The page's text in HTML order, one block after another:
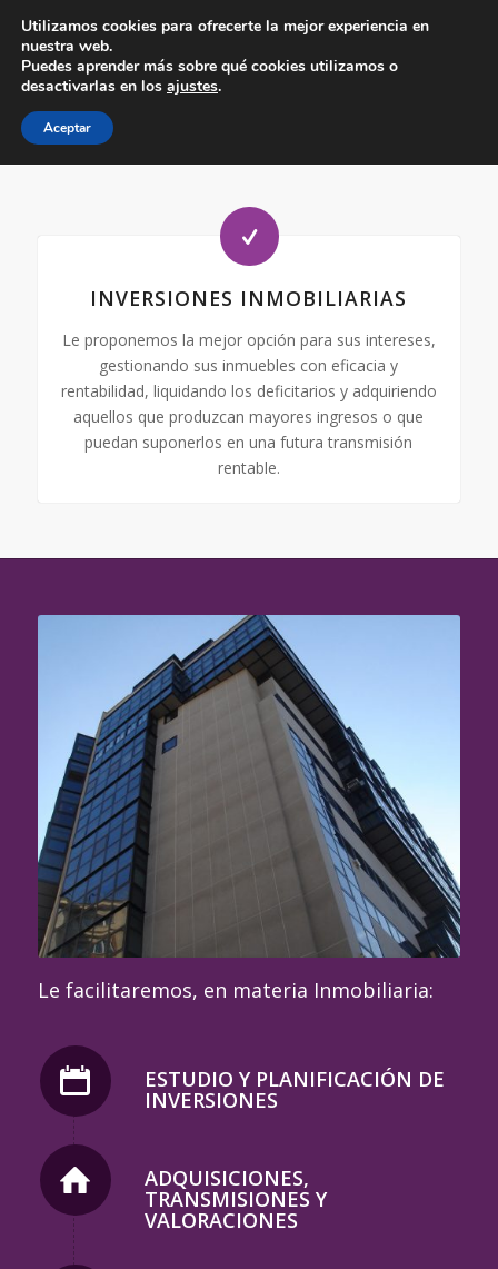
No le prometemos, garantizamos nuestra gestión
INVERSIONES INMOBILIARIAS
Le proponemos la mejor opción para sus intereses,
gestionando sus inmuebles con eficacia y
rentabilidad, liquidando los deficitarios y adquiriendo
aquellos que produzcan mayores ingresos o que
puedan suponerlos en una futura transmisión
rentable.
Le facilitaremos, en materia Inmobiliaria:
ESTUDIO Y PLANIFICACIÓN DE
INVERSIONES
ADQUISICIONES,
TRANSMISIONES Y
VALORACIONES
Utilizamos cookies para ofrecerte la mejor experiencia en
nuestra web.
Puedes aprender más sobre qué cookies utilizamos o
desactivarlas en los ajustes.
Aceptar